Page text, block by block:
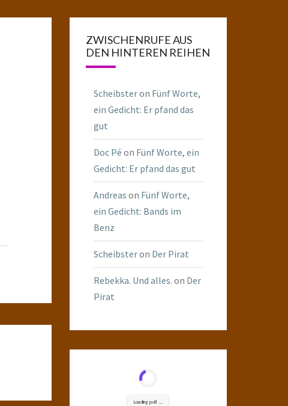
ZWISCHENRUFE AUS
DEN HINTEREN REIHEN
Scheibsteron Fünf Worte,
ein Gedicht: Er pfand das
gut
Doc Pé on Fünf Worte, ein
Gedicht: Er pfand das gut
Andreas on Fünf Worte,
ein Gedicht: Bands im
Benz
Scheibsteron Der Pirat
Rebekka. Und alles. on Der
Pirat
Loading poll ...